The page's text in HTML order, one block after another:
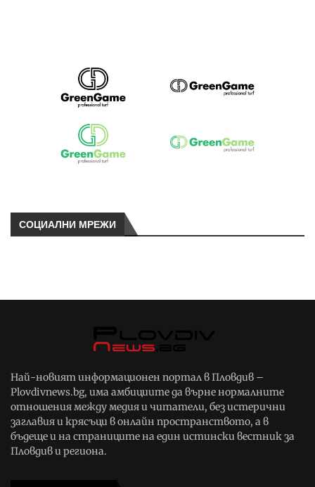
СОЦИАЛНИ МРЕЖИ
Най-новият информационен портал в Пловдив –
Plovdivnews.bg, има амбициите да върне нормалните
отношения между медия и читатели, без истерични
заглавия и крясъци в онлайн пространството, а в
бъдеще и на страниците на един истински вестник за
Пловдив и региона.